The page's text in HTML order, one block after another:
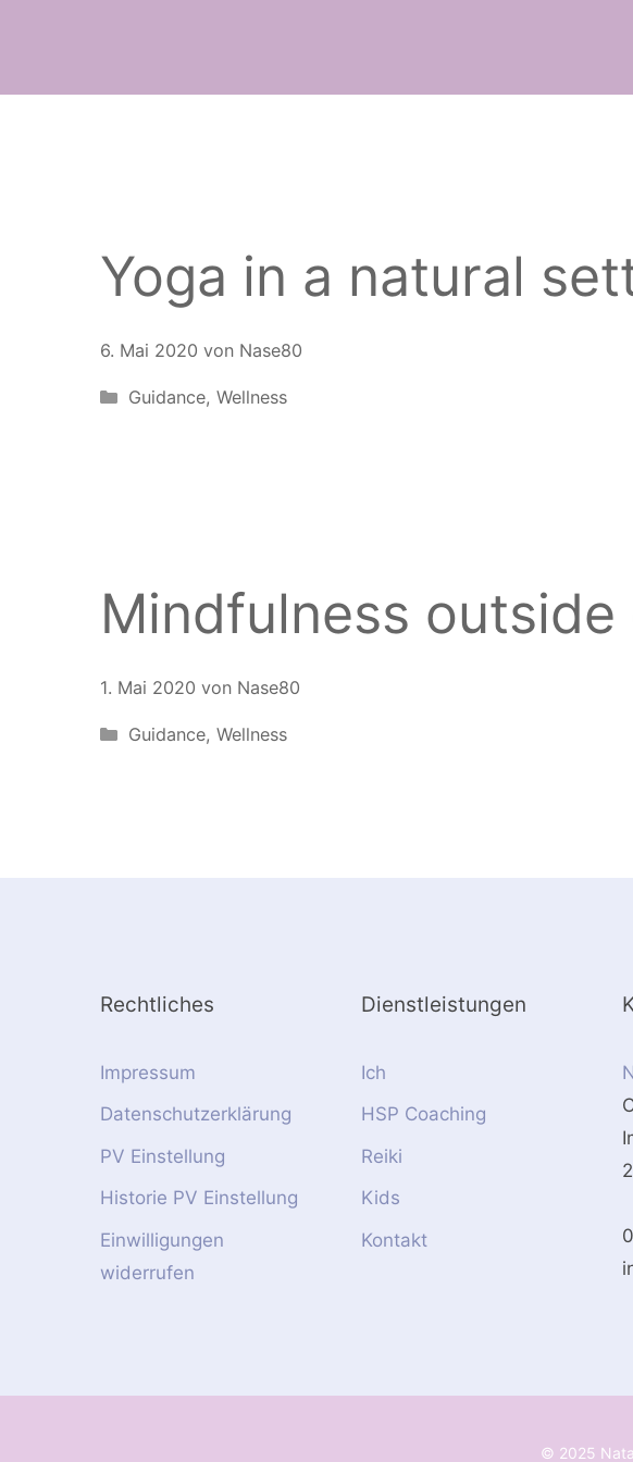
Yoga in a natural
6. Mai 2020 von Nase80
Kategorien
Guidance, Wellness
Mindfulness
1. Mai 2020 von Nase80
Kategorien
Guidance, Wellness
Rechtliches
Impressum
Datenschutzerklärung
PV Einstellung
Historie PV Einstellung
Einwilligungen
widerrufen
Dienstleistungen
Ich
HSP Coaching
Reiki
Kids
Kontakt
© 2025